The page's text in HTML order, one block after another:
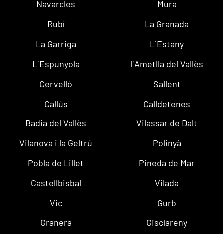
Navarcles
Mura
Rubí
La Granada
La Garriga
L´Estany
L´Espunyola
l´Ametlla del Vallès
Cervelló
Sallent
Callús
Calldetenes
Badia del Vallès
Vilassar de Dalt
Vilanova i la Geltrú
Polinyà
Pobla de Lillet
Pineda de Mar
Castellbisbal
Vilada
Vic
Gurb
Granera
Gisclareny